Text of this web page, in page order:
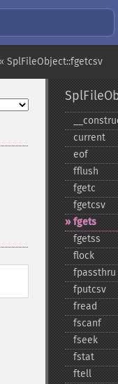
SplFileObject::fgetcsv
current
eof
fflush
fgetc
fgetcsv
fgets
fgetss
flock
fpassthru
fputcsv
fread
fscanf
fseek
fstat
ftell